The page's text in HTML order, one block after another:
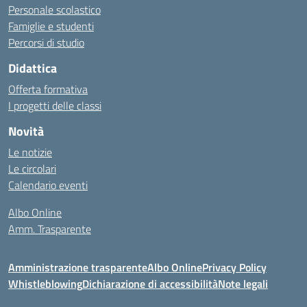
Personale scolastico
Famiglie e studenti
Percorsi di studio
Didattica
Offerta formativa
I progetti delle classi
Novità
Le notizie
Le circolari
Calendario eventi
Albo Online
Amm. Trasparente
Amministrazione trasparenteAlbo OnlinePrivacy Policy
WhistleblowingDichiarazione di accessibilitàNote legali